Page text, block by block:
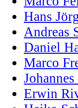
Hans
Andreas
Daniel
Marco
Erwin